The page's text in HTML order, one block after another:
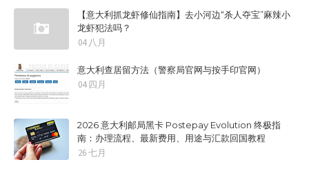
【意大利抓龙虾修仙指南】去小河边“杀人夺宝”麻辣小
龙虾犯法吗？
04 八月
意大利查居留方法（警察局官网与按手印官网）
04 四月
2026 意大利邮局黑卡 Postepay Evolution 终极指
南：办理流程、最新费用、用途与汇款回国教程
26 七月